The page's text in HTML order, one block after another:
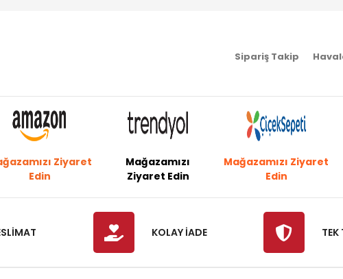
Sipariş Takip
Ziyaret
Edin
Mağazamızı
Ziyaret Edin
Mağazamızı Ziyaret
Edin
KOLAY İADE TEK